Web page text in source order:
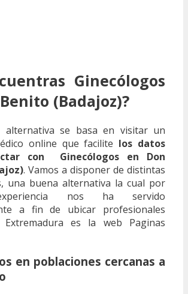
Ginecólogos
(Badajoz)?
alternativa se basa en visitar un
online que facilite los datos
con Ginecólogos en Don
. Vamos a disponer de distintas
una buena alternativa la cual por
nos ha servido
a fin de ubicar profesionales
Extremadura es la web Paginas
en poblaciones cercanas a